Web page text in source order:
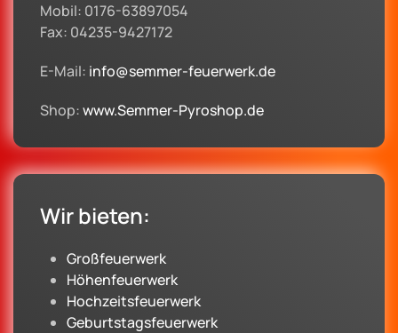
Mobil: 0176-63897054
Fax: 04235-9427172
E-Mail: info@semmer-feuerwerk.de
Shop:www.Semmer-Pyroshop.de
Wir bieten:
Großfeuerwerk
Höhenfeuerwerk
Hochzeitsfeuerwerk
Geburtstagsfeuerwerk